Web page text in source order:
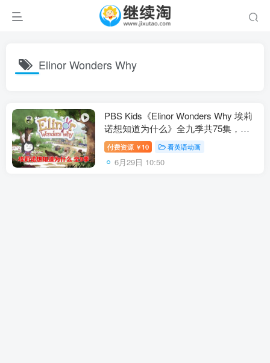
Elinor Wonders Why
PBS Kids《Elinor Wonders Why 埃莉
诺想知道为什么》全九季共75集，
1080P高清视频带英文字幕，百度网盘
下载！
付费资源 ￥ 10 看英语动画
6月29日 10:50